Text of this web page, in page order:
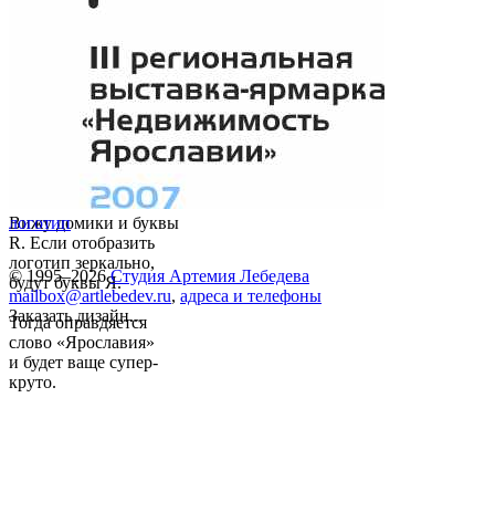
Вижу домики и буквы
R. Если отобразить
логотип зеркально,
будут буквы Я.
Тогда оправдяется
слово «Ярославия»
и будет ваще супер-
круто.
логотип
© 1995–2026 Студия Артемия Лебедева
mailbox@artlebedev.ru, адреса и телефоны
Заказать дизайн...